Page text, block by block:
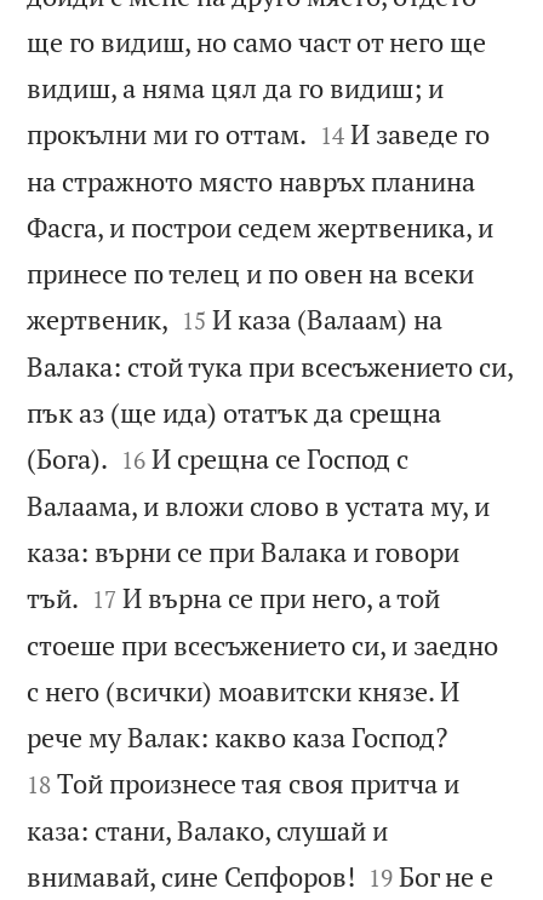
ще го видиш, но само част от него ще
видиш, а няма цял да го видиш; и
прокълни ми го оттам. 

14 И заведе го
на стражното място навръх планина
Фасга, и построи седем жертвеника, и
принесе по телец и по овен на всеки
жертвеник, 

15 И каза (Валаам) на
Валака: стой тука при всесъжението си,
пък аз (ще ида) отатък да срещна
(Бога). 

16 И срещна се Господ с
Валаама, и вложи слово в устата му, и
каза: върни се при Валака и говори
тъй. 

17 И върна се при него, а той
стоеше при всесъжението си, и заедно
с него (всички) моавитски князе. И
рече му Валак: какво каза Господ?
18 Той произнесе тая своя притча и
каза: стани, Валако, слушай и
внимавай, сине Сепфоров! 

19 Бог не е